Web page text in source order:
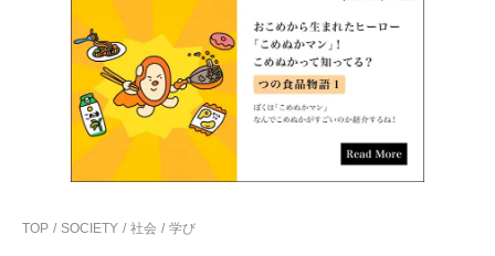
TOP SOCIETY 社会 学び